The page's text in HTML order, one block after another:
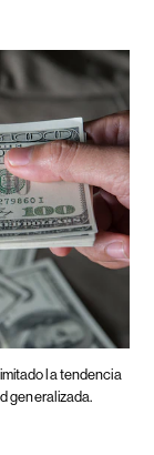
la tendencia
generalizada.